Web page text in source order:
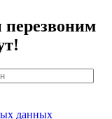
данных